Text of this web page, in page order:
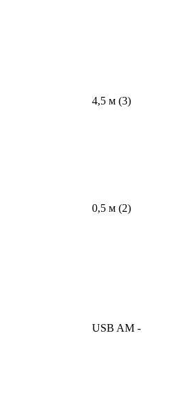
4,5 м (3)
0,5 м (2)
USB AM -